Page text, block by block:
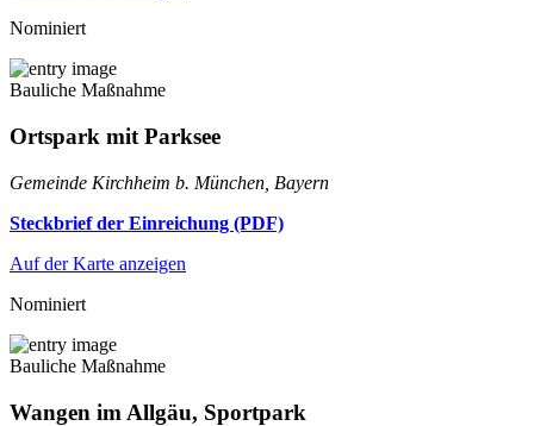
Nominiert
Bauliche Maßnahme
Ortspark mit Parksee
Gemeinde Kirchheim b. München, Bayern
Steckbrief der Einreichung (PDF)
Auf der Karte anzeigen
Nominiert
Bauliche Maßnahme
Wangen im Allgäu, Sportpark